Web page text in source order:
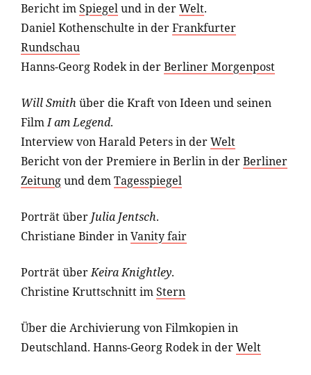
Bericht imSpiegelund in derWelt.
Daniel Kothenschulte in derFrankfurter
Rundschau
Hanns-Georg Rodek in derBerliner Morgenpost
Will Smith über die Kraft von Ideen und seinen
FilmI am Legend.
Interview von Harald Peters in derWelt
Bericht von der Premiere in Berlin in derBerliner
Zeitungund demTagesspiegel
Porträt über Julia Jentsch.
Christiane Binder inVanity fair
Porträt überKeira Knightley.
Christine Kruttschnitt imStern
Über die Archivierung von Filmkopien in
Deutschland. Hanns-Georg Rodek in derWelt